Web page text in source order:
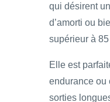
qui désirent
d’amorti ou
supérieur à 85
Elle est
endurance ou
sorties